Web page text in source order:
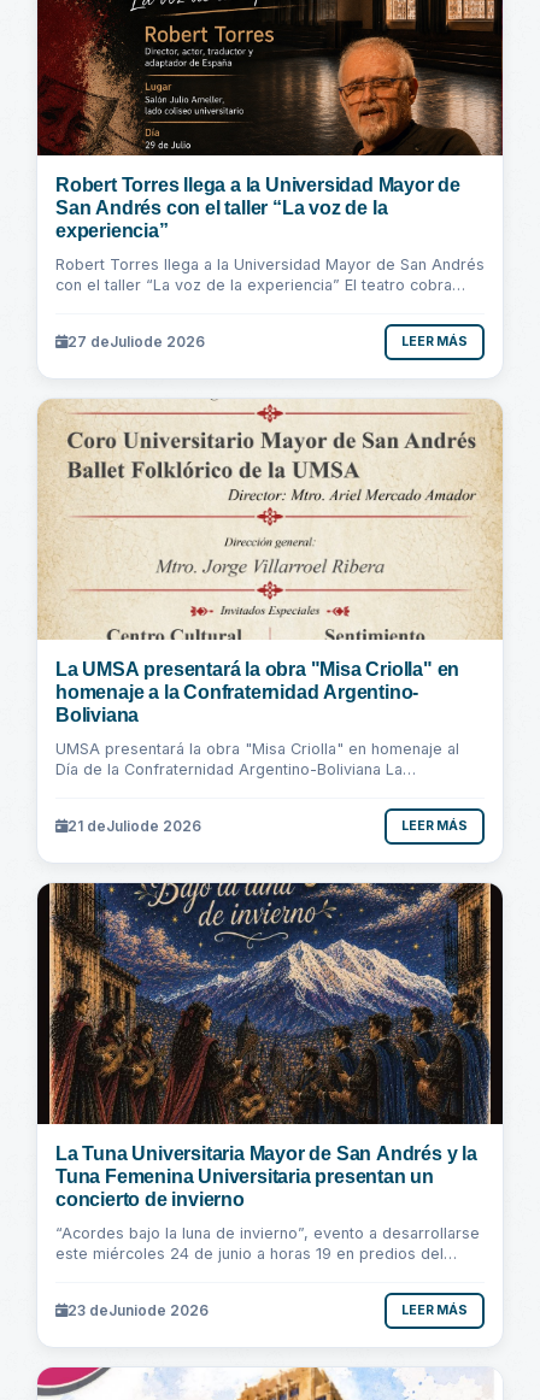
Robert Torres llega a la Universidad Mayor de
San Andrés con el taller “La voz de la
experiencia”
Robert Torres llega a la Universidad Mayor de San Andrés
con el taller “La voz de la experiencia” El teatro cobra
27 deJuliode 2026 LEER MÁS
La UMSA presentará la obra "Misa Criolla" en
homenaje a la Confraternidad Argentino-
Boliviana
UMSA presentará la obra "Misa Criolla" en homenaje al
Día de la Confraternidad Argentino-Boliviana La
21 deJuliode 2026 LEER MÁS
La Tuna Universitaria Mayor de San Andrés y la
Tuna Femenina Universitaria presentan un
concierto de invierno
“Acordes bajo la luna de invierno”, evento a desarrollarse
este miércoles 24 de junio a horas 19 en predios del
23 deJuniode 2026 LEER MÁS